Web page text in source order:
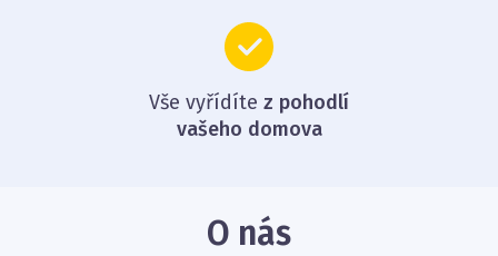
Vše vyřídíte z pohodlí
vašeho domova
O nás